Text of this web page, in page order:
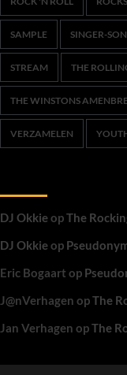
SAMPLE SINGER-
STREAM THE
THE WINSTONS
VERZAMELEN
DJ OkkieopThe
DJ Okkieop
Eric Bogaart op
J@nVerhagen opThe
Jan Verhagen opThe